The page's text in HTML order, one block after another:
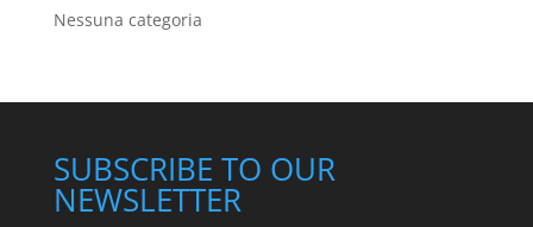
Nessuna categoria
SUBSCRIBE TO OUR
NEWSLETTER